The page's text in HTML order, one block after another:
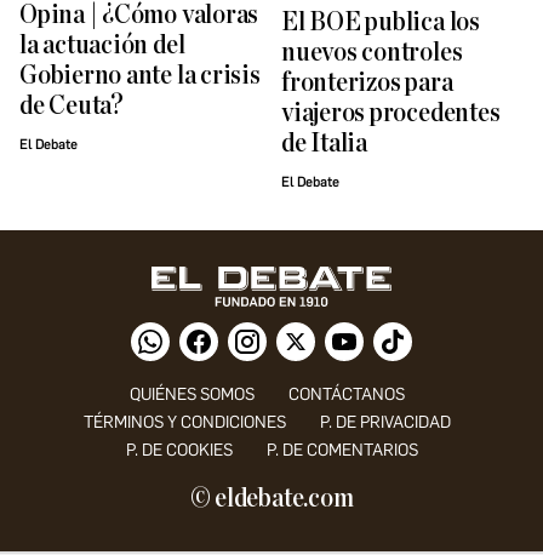
Opina | ¿Cómo valoras
la actuación del
Gobierno ante la crisis
de Ceuta?
El Debate
El BOE publica los
nuevos controles
fronterizos para
viajeros procedentes
de Italia
El Debate
QUIÉNES SOMOS
CONTÁCTANOS
TÉRMINOS Y CONDICIONES
P. DE PRIVACIDAD
P. DE COOKIES
P. DE COMENTARIOS
© eldebate.com